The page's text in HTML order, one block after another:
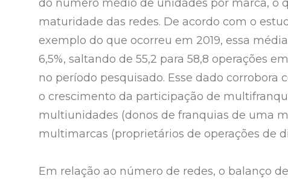
do número médio de unidades por marca, o
maturidade das redes. De acordo com o
exemplo do que ocorreu em 2019, essa
6,5%, saltando de 55,2 para 58,8 operações
no período pesquisado. Esse dado corrobora
o crescimento da participação de
multiunidades (donos de franquias de uma
multimarcas (proprietários de operações de
Em relação ao número de redes, o balanço